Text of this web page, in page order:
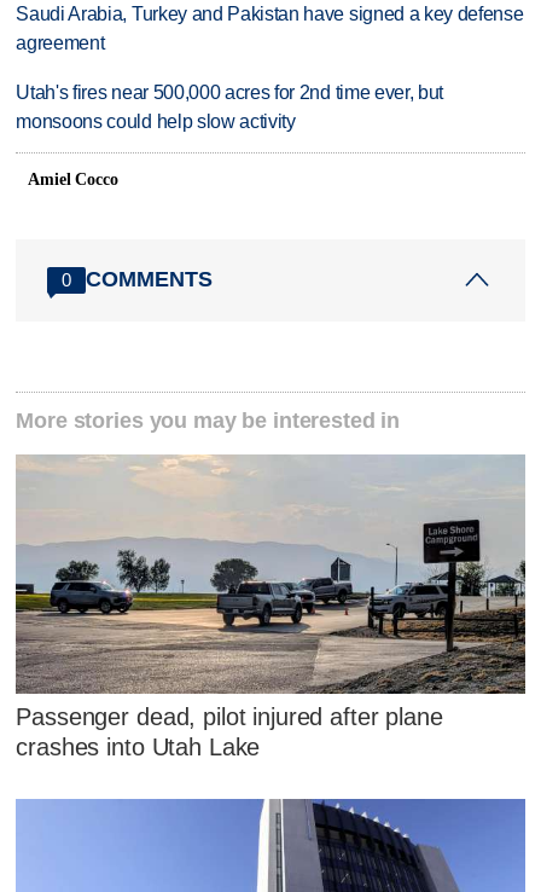
Saudi Arabia, Turkey and Pakistan have signed a key defense
agreement
Utah's fires near 500,000 acres for 2nd time ever, but
monsoons could help slow activity
Amiel Cocco
0 COMMENTS
More stories you may be interested in
Passenger dead, pilot injured after plane
crashes into Utah Lake